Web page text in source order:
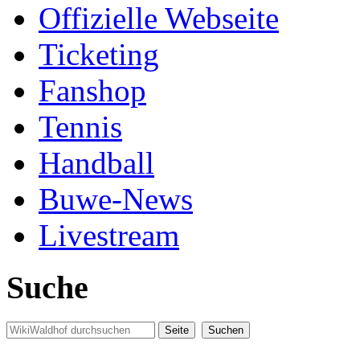
Offizielle Webseite
Ticketing
Fanshop
Tennis
Handball
Buwe-News
Livestream
Suche